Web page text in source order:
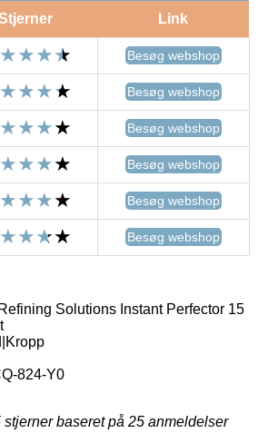
Link
Besøg webshop
Besøg webshop
Besøg webshop
Besøg webshop
Besøg webshop
Besøg webshop
Solutions Instant Perfector 15
824-Y0
stjerner baseret på 25 anmeldelser